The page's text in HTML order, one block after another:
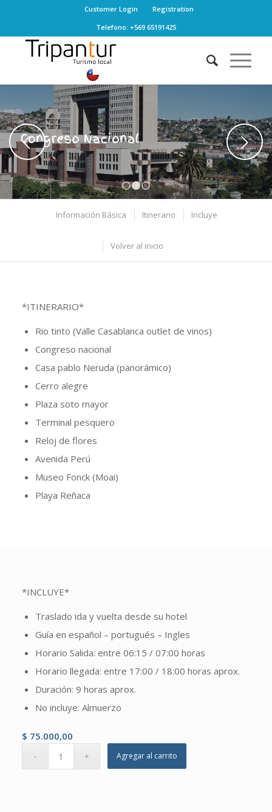
Customer Login
Registration
Telefono: +569 65191425
Congreso Nacional
Next
1 2 3
Información Básica Itinerario Incluye
Volver al inicio
*ITINERARIO*
Rio tinto (Valle Casablanca outlet de vinos)
Congreso nacional
Casa pablo Neruda (panorámico)
Cerro alegre
Plaza soto mayor
Terminal pesquero
Reloj de flores
Avenida Perú
Museo Fonck (Moai)
Playa Reñaca
*INCLUYE*
Traslado ida y vuelta desde su hotel
Guía en español – portugués – Ingles
Horario Salida: entre 06:15 / 07:00 horas
Horario llegada: entre 17:00 / 18:00 horas aprox.
Duración: 9 horas aprox.
No incluye: Almuerzo
$ 75.000,00
Agregar al carrito